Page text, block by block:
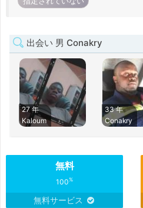
出会い 男 Conakry
27 年
Kaloum
33 年
Conakry
無料
100%
無料サービス